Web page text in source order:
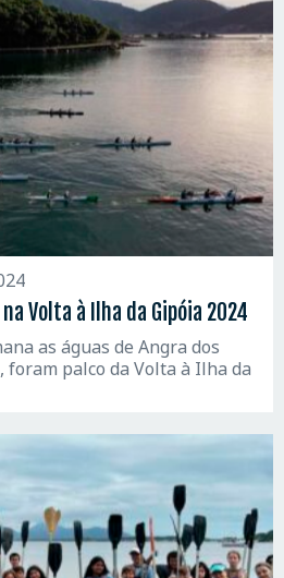
Volta à Ilha da Gipóia 2024
as águas de Angra dos
foram palco da Volta à Ilha da